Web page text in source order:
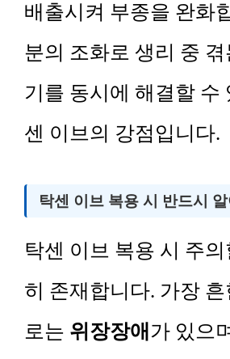
배출시켜 부종을 완화
분의 조화로 생리 중
기를 동시에 해결할 수
센 이브의 강점입니다.
탁센 이브 복용 시 반드시
탁센 이브 복용 시 주
히 존재합니다. 가장
로는 위장장애 가 있으